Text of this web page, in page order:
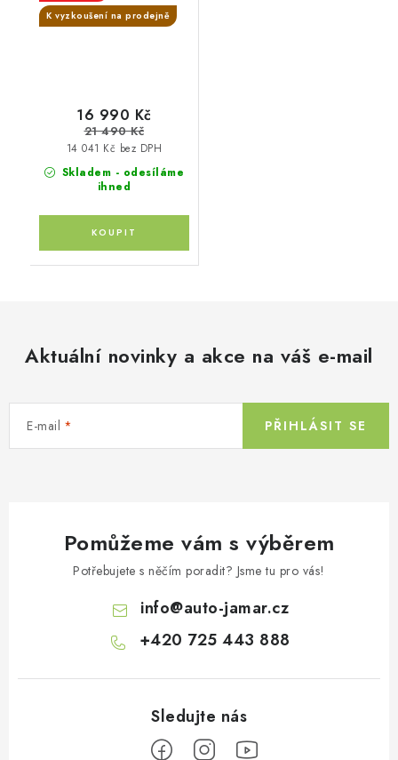
K vyzkoušení na prodejně
Skladem - odesíláme
ihned
14 041 Kč bez DPH
16 990 Kč
21 490 Kč
Aktuální novinky a akce na váš e-mail
E-mail PŘIHLÁSIT SE
Pomůžeme vám s výběrem
Potřebujete s něčím poradit? Jsme tu pro vás!
info@auto-jamar.cz
+420 725 443 888